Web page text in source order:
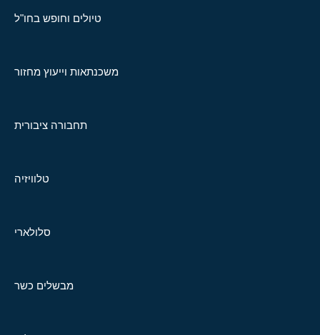
טיולים וחופש בחו"ל
משכנתאות וייעוץ מחזור
תחבורה ציבורית
טלוויזיה
סלולארי
מבשלים כשר